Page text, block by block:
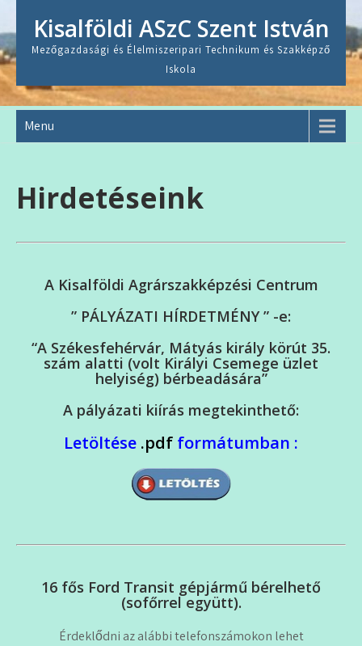
content
Kisalföldi ASzC Szent István
Mezőgazdasági és Élelmiszeripari Technikum és Szakképző
Iskola
Menu
Hirdetéseink
A Kisalföldi Agrárszakképzési Centrum
” PÁLYÁZATI HÍRDETMÉNY ” -e:
“A Székesfehérvár, Mátyás király körút 35.
szám alatti (volt Királyi Csemege üzlet
helyiség) bérbeadására”
A pályázati kiírás megtekinthető:
Letöltése .pdf formátumban :
16 fős Ford Transit gépjármű bérelhető
(sofőrrel együtt).
Érdeklődni az alábbi telefonszámokon lehet